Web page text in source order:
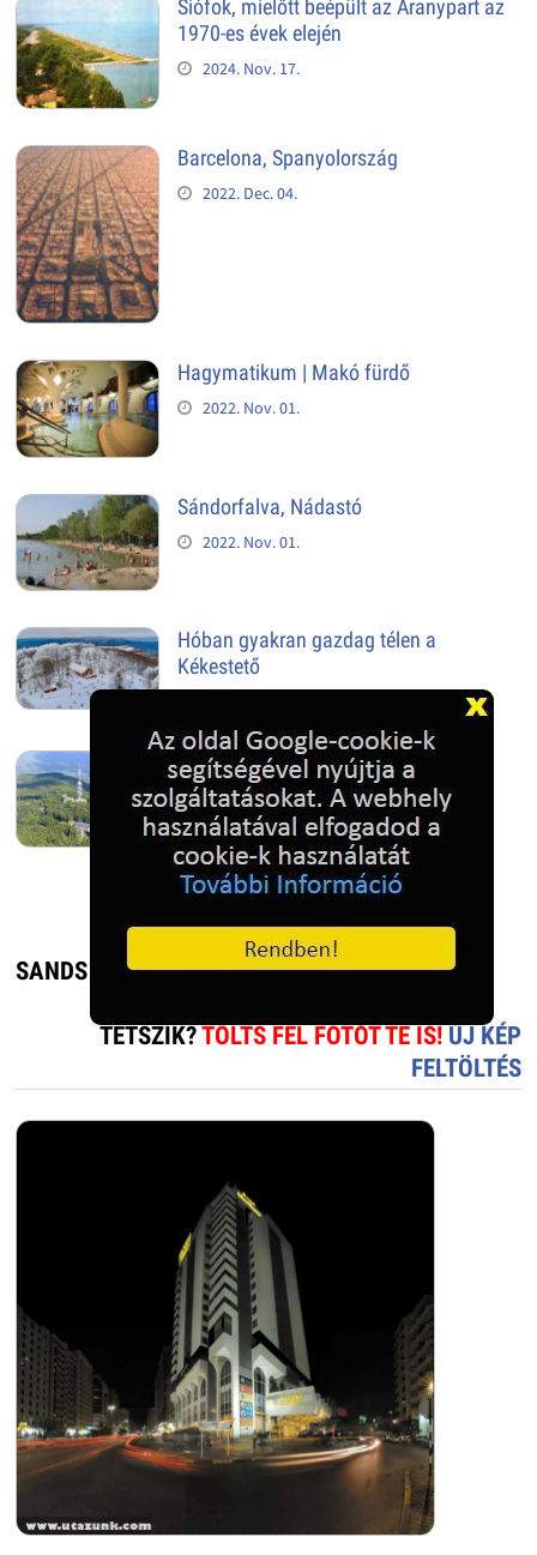
Siófok, mielőtt beépült az Aranypart az
1970-es évek elején
2024. Nov. 17.
Barcelona, Spanyolország
2022. Dec. 04.
Hagymatikum | Makó fürdő
2022. Nov. 01.
Sándorfalva, Nádastó
2022. Nov. 01.
Hóban gyakran gazdag télen a
Kékestető
Kékestető település
2022. Nov. 01.
SANDS HOTEL - UTAZÁS, ÉLMÉNY
TETSZIK?TÖLTS FEL FOTÓT TE IS! ÚJ KÉP
FELTÖLTÉS